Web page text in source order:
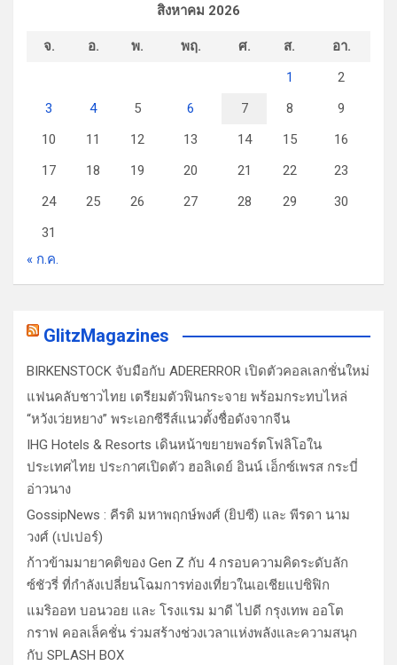
สิงหาคม 2026
จ. อ. พ. พฤ. ศ. ส.
อา.
1
2
3
4 5 6 7 8
9
10
11 12 13 14 15
16
17
18 19 20 21 22
23
24
25 26 27 28 29
30
31
« ก.ค.
GlitzMagazines
BIRKENSTOCK จับมือกับ ADERERROR เปิดตัวคอลเลกชั่นใหม่
แฟนคลับชาวไทย เตรียมตัวฟินกระจาย พร้อมกระทบไหล่
“หวังเว่ยหยาง” พระเอกซีรีส์แนวตั้งชื่อดังจากจีน
IHG Hotels & Resorts เดินหน้าขยายพอร์ตโฟลิโอใน
ประเทศไทย ประกาศเปิดตัว ฮอลิเดย์ อินน์ เอ็กซ์เพรส กระบี่
อ่าวนาง
GossipNews : คีรติ มหาพฤกษ์พงศ์ (ยิปซี) และ พีรดา นาม
วงศ์ (เปเปอร์)
ก้าวข้ามมายาคติของ Gen Z กับ 4 กรอบความคิดระดับลัก
ซ์ชัวรี่ ที่กำลังเปลี่ยนโฉมการท่องเที่ยวในเอเชียแปซิฟิก
แมริออท บอนวอย และ โรงแรม มาดี ไปดี กรุงเทพ ออโต
กราฟ คอลเล็คชั่น ร่วมสร้างช่วงเวลาแห่งพลังและความสนุก
กับ SPLASH BOX